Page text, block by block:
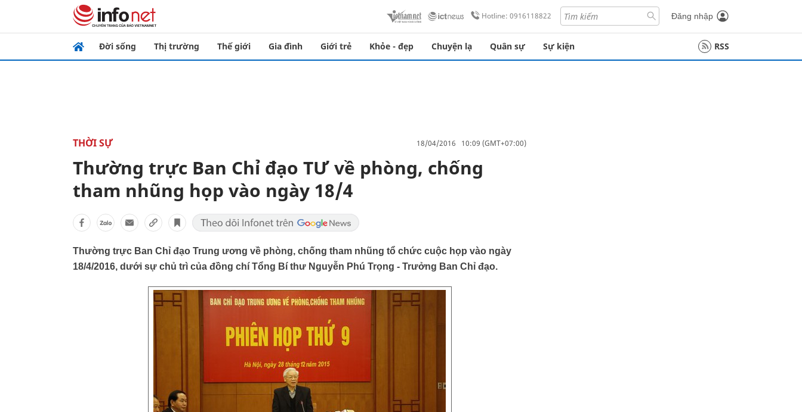
Hotline: 0916118822 Đăng nhập
Đời sống Thị trường Thế giới Gia đình Giới trẻ Khỏe - đẹp Chuyện lạ Quân sự Sự kiện RSS
THỜI SỰ 18/04/2016 10:09 (GMT+07:00)
Thường trực Ban Chỉ đạo TƯ về phòng, chống
tham nhũng họp vào ngày 18/4
Thường trực Ban Chỉ đạo Trung ương về phòng, chống tham nhũng tổ chức cuộc họp vào ngày
18/4/2016, dưới sự chủ trì của đồng chí Tổng Bí thư Nguyễn Phú Trọng - Trưởng Ban Chỉ đạo.